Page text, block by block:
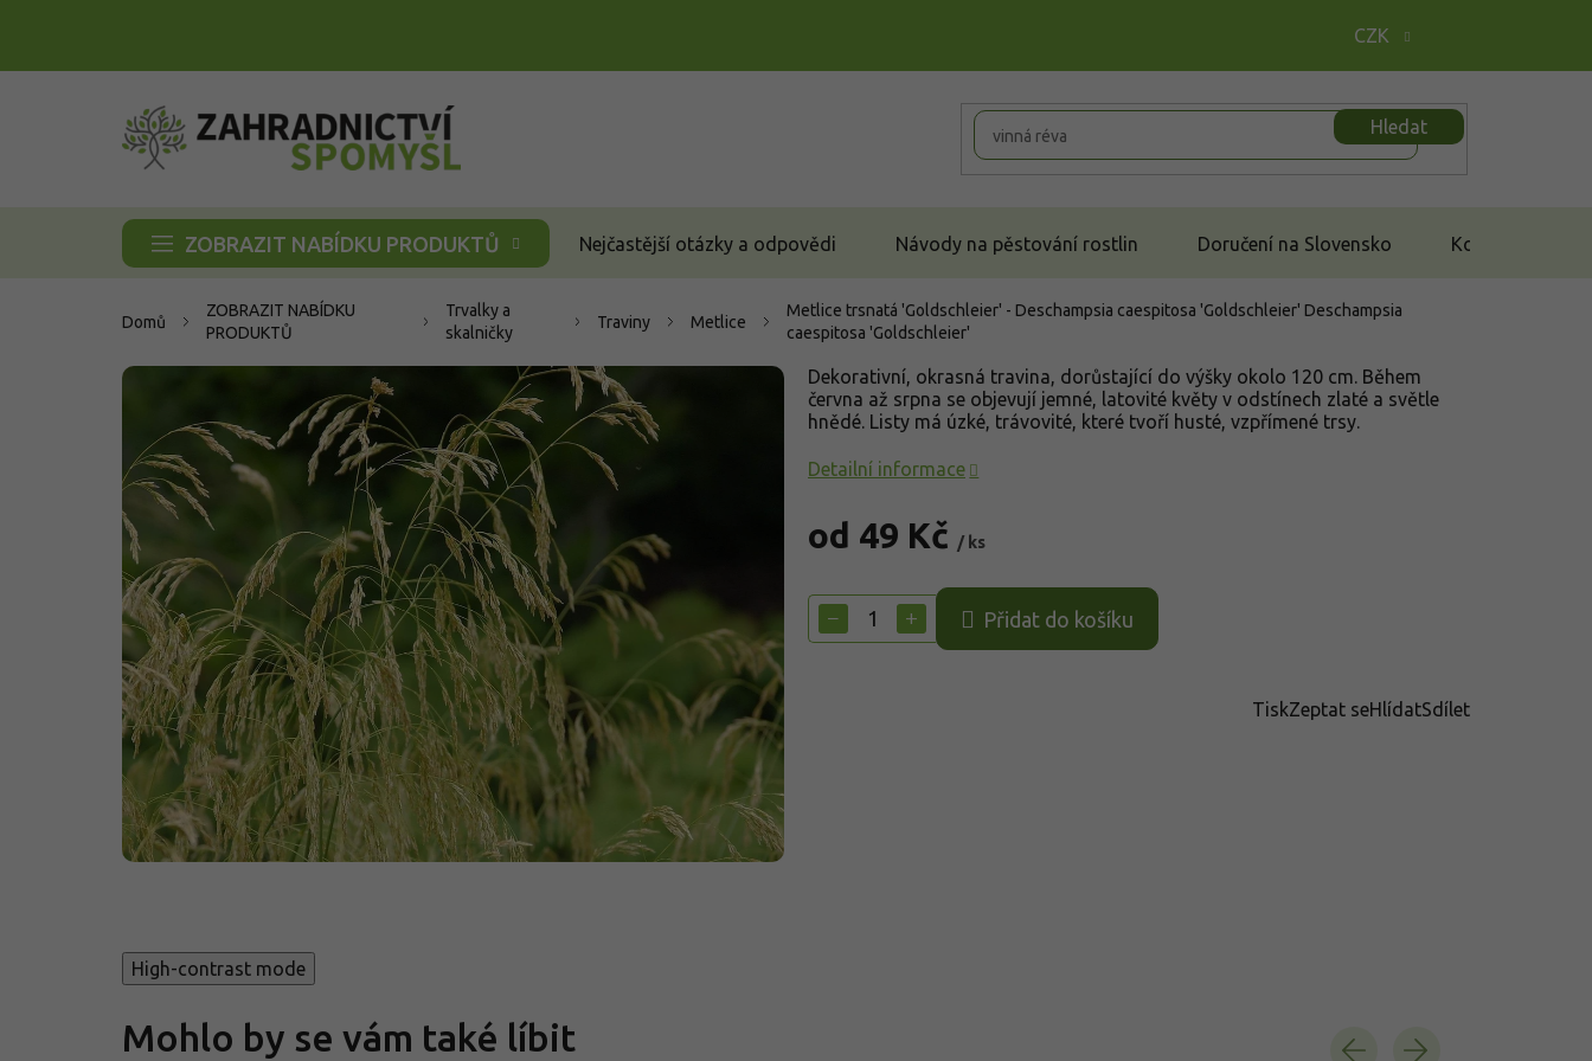
CZK
Hledat
ZOBRAZIT NABÍDKU PRODUKTŮ Nejčastější otázky a odpovědi Návody na pěstování rostlin Doručení na Slovensko Kontakt
Domů
ZOBRAZIT NABÍDKU
PRODUKTŮ
Trvalky a
skalničky
Traviny Metlice
Metlice trsnatá 'Goldschleier' - Deschampsia caespitosa 'Goldschleier'Deschampsia
caespitosa 'Goldschleier'
od 49 Kč / ks
cena:
+
− Přidat do košíku
Dekorativní, okrasná travina, dorůstající do výšky okolo 120 cm. Během
června až srpna se objevují jemné, latovité květy v odstínech zlaté a světle
hnědé. Listy má úzké, trávovité, které tvoří husté, vzpřímené trsy.
Detailní informace
TiskZeptat seHlídatSdílet
High-contrast mode
Mohlo by se vám také líbit